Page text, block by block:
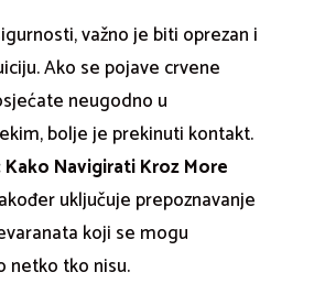
važno je biti oprezan i
Ako se pojave crvene
neugodno u
bolje je prekinuti kontakt.
Navigirati Kroz More
uključuje prepoznavanje
koji se mogu
netko tko nisu.